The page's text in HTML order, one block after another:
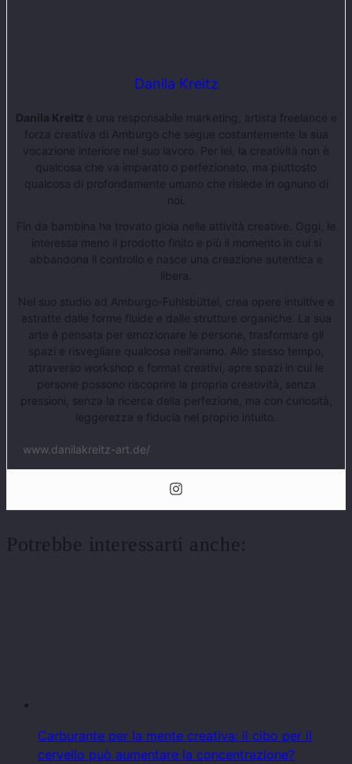
Danila Kreitz
Danila Kreitz è una responsabile marketing, artista freelance e
forza creativa di Amburgo che segue costantemente la sua
vocazione interiore nel suo lavoro. Per lei, la creatività non è
qualcosa che va imparato o perfezionato, ma piuttosto
qualcosa di profondamente umano che risiede in ognuno di
noi.
Fin da bambina ha trovato gioia nelle attività creative. Oggi, le
interessa meno il prodotto finito e più il momento in cui si
abbandona il controllo e nasce una creazione autentica e
libera.
Nel suo studio ad Amburgo-Fuhlsbüttel, crea opere intuitive e
astratte dalle forme fluide e dalle strutture organiche. La sua
arte è pensata per emozionare le persone, trasformare gli
spazi e risvegliare qualcosa nell'animo. Allo stesso tempo,
attraverso workshop e format creativi, apre spazi in cui le
persone possono riscoprire la propria creatività, senza
pressioni, senza la ricerca della perfezione, ma con curiosità,
leggerezza e fiducia nel proprio intuito.
www.danilakreitz-art.de/
Potrebbe interessarti anche:
Carburante per la mente creativa: il cibo per il
cervello può aumentare la concentrazione?